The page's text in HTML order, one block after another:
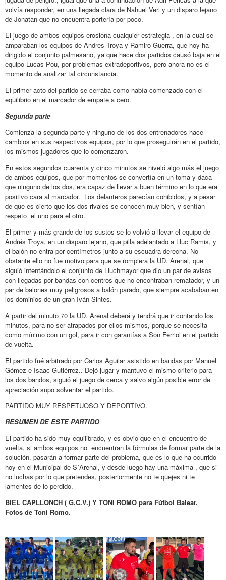
volvía responder, en una llegada clara de Nahuel Veri y un disparo lejano
de Jonatan que no encuentra portería por poco.
El juego de ambos equipos erosiona cualquier estrategia , en la cual se
amparaban los equipos de Andres Troya y Ramiro Guerra, que hoy ha
dirigido el conjunto palmesano, ya que hace dos partidos causó baja en el
equipo Lucas Pou, por problemas extradeportivos, pero ahora no es el
momento de analizar tal circunstancia.
El primer acto del partido se cerraba como había comenzado con el
equilibrio en el marcador de empate a cero.
Segunda parte
Comienza la segunda parte y ninguno de los dos entrenadores hace
cambios en sus respectivos equipos, por lo que proseguirán en el partido,
los mismos jugadores que lo comenzaron.
En estos segundos cuarenta y cinco minutos se niveló algo más el juego
de ambos equipos, que por momentos se convertía en un toma y daca
que ninguno de los dos, era capaz de llevar a buen término en lo que era
positivo cara al marcador. Los delanteros parecían cohibidos, y a pesar
de que es cierto que los dos rivales se conocen muy bien, y sentían
respeto el uno para el otro.
El primer y más grande de los sustos se lo volvió a llevar el equipo de
Andrés Troya, en un disparo lejano, que pilla adelantado a Lluc Ramis, y
el balón no entra por centímetros junto a su escuadra derecha. No
obstante ello no fue motivo para que se rompiera la UD. Arenal, que
siguió intentándolo el conjunto de Lluchmayor que dio un par de avisos
con llegadas por bandas con centros que no encontraban rematador, y un
par de balones muy peligrosos a balón parado, que siempre acababan en
los dominios de un gran Iván Sintes.
A partir del minuto 70 la UD. Arenal deberá y tendrá que ir contando los
minutos, para no ser atrapados por ellos mismos, porque se necesita
como mínimo con un gol, para ir con garantías a Son Ferriol en el partido
de vuelta.
El partido fué arbitrado por Carlos Aguilar asistido en bandas por Manuel
Gómez e Isaac Gutiérrez.. Dejó jugar y mantuvo el mismo criterio para
los dos bandos, siguió el juego de cerca y salvo algún posible error de
apreciación supo solventar el partido.
PARTIDO MUY RESPETUOSO Y DEPORTIVO.
RESUMEN DE ESTE PARTIDO
El partido ha sido muy equilibrado, y es obvio que en el encuentro de
vuelta, si ambos equipos no encuentran la fórmulas de formar parte de la
solución. pasarán a formar parte del problema, que es lo que ha ocurrido
hoy en el Municipal de S´Arenal, y desde luego hay una máxima , que si
no luchas por lo que pretendes, posteriormente no te quejes ni te
lamentes de lo perdido.
BIEL CAPLLONCH ( G.C.V.) Y TONI ROMO para Fútbol Balear.
Fotos de Toni Romo.